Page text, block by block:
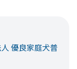
優良家庭犬普